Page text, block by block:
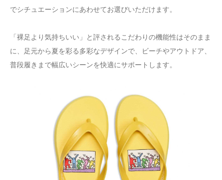
でシチュエーションにあわせてお選びいただけます。
「裸足より気持ちいい」と評されるこだわりの機能性はそのまま
に、足元から夏を彩る多彩なデザインで、ビーチやアウトドア、
普段履きまで幅広いシーンを快適にサポートします。